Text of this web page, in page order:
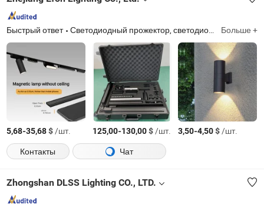
Быстрый ответ Светодиодный прожектор, светодиодная лампа, светодиодная трубка, светодиодный фонарь, светодиодная панель, светодиодный встраиваемый светильник, светодиодная лента, светодиодный уличный фонарь, компактная люминесцентная лампа, светодиодный светильник для высоких потолков Больше +
5,68-35,68$/шт. 125,00-130,00$/шт. 3,50-4,50$/шт.
Контакты
Чат
Zhongshan DLSS Lighting CO., LTD.